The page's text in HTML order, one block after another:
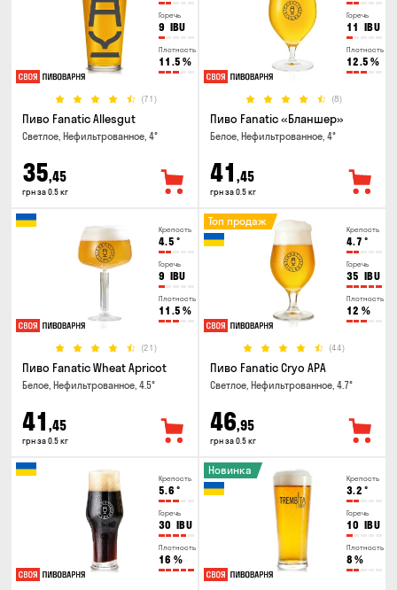
Горечь
9 IBU
Плотность
11.5 %
(71)
Пиво Fanatic Allesgut
Светлое, Нефильтрованное, 4°
35,45
грн за 0.5 кг
Горечь
11 IBU
Плотность
12.5 %
(8)
Пиво Fanatic «Бланшер»
Белое, Нефильтрованное, 4°
41 ,45
грн за 0.5 кг
Крепость
4.5 °
Горечь
9 IBU
Плотность
11.5 %
(21)
Пиво Fanatic Wheat Apricot
Белое, Нефильтрованное, 4.5°
41 ,45
грн за 0.5 кг
Крепость
4.7 °
Горечь
35 IBU
Плотность
12 %
(44)
Топ продаж
Пиво Fanatic Cryo APA
Светлое, Нефильтрованное, 4.7°
46,95
грн за 0.5 кг
Крепость
5.6 °
Горечь
30 IBU
Плотность
16 %
Крепость
3.2 °
Горечь
10 IBU
Плотность
8 %
Новинка